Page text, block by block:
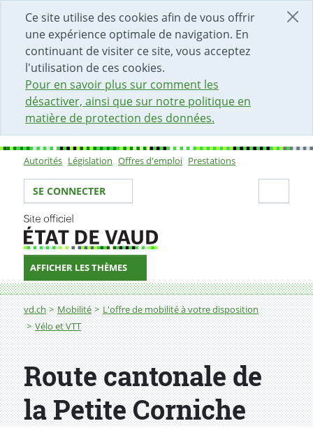
Ce site utilise des cookies afin de vous offrir
une expérience optimale de navigation. En
continuant de visiter ce site, vous acceptez
l'utilisation de ces cookies.
Pour en savoir plus sur comment les
désactiver, ainsi que sur notre politique en
matière de protection des données.
DÉBUT DU CONTENU DE LA PAGE
ACCÈS AU CHAMP DE RECHERCHE
PAGE D'ACCUEIL
FORMULAIRE DE CONTACT
Sous-navigation
Autorités Législation Offres d'emploi Prestations
Votre identité
SE CONNECTER
AFFICHER LES THÈMES
Fil d'Ariane
vd.ch Mobilité
L'offre de mobilité à votre disposition
Vélo et VTT
Route cantonale de la Petite Corniche
Route cantonale de
la Petite Corniche